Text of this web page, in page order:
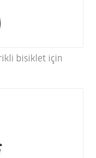
bisiklet için